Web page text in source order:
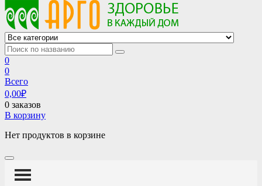
АРГО интернет магазин, доставка в Москве и по всей России
АРГО каталог каталог продукции, официальные цены
0
0
Всего
0,00₽
0 заказов
В корзину
Нет продуктов в корзине